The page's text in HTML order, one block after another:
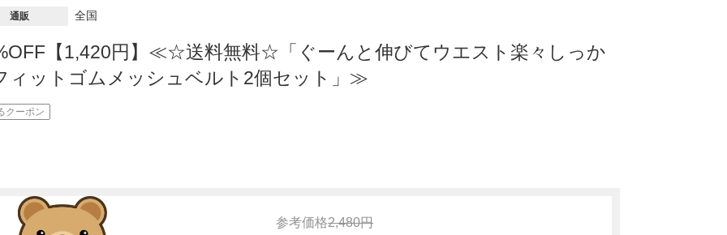
通販 全国
【1,420円】≪☆送料無料☆「ぐーんと伸びてウエスト楽々しっか
ィットゴムメッシュベルト2個セット」≫
クーポン
参考価格2,480円